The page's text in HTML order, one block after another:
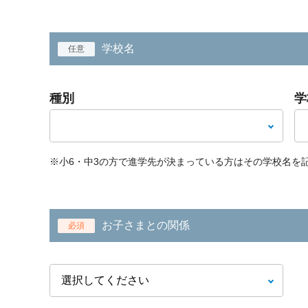
任意 学校名
種別
※小6・中3の方で進学先が決まっている方はその学校名を
必須 お子さまとの関係